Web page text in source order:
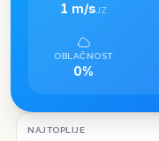
1 m/s JZ
OBLAČNOST
0%
NAJTOPLIJE